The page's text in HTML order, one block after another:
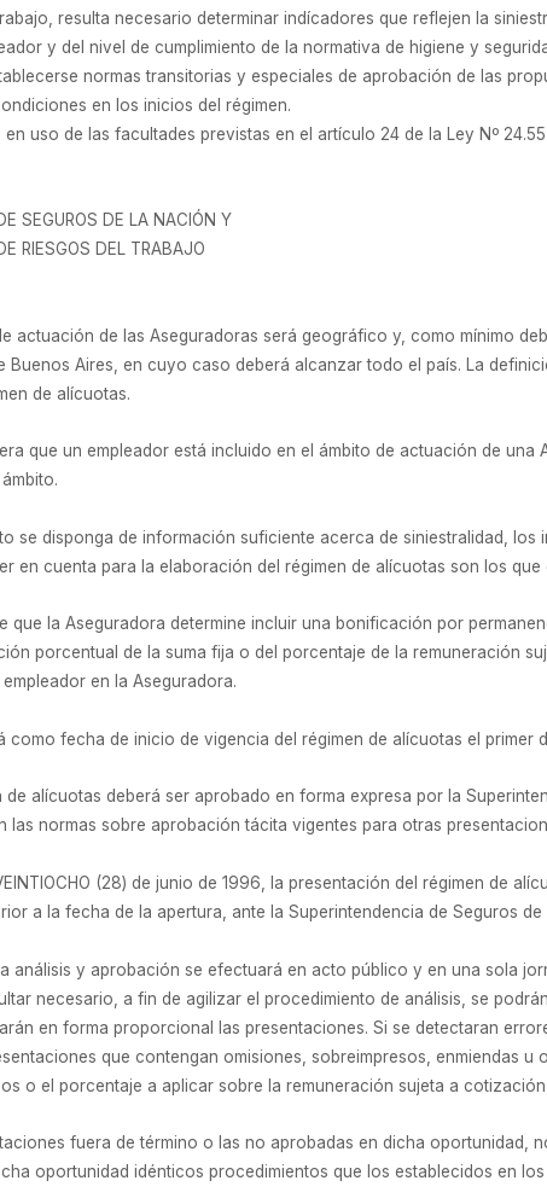
resulta necesario determinar indícadores que reflejen la
y del nivel de cumplimiento de la normativa de higiene y
normas transitorias y especiales de aprobación de las
en los inicios del régimen.
uso de las facultades previstas en el artículo 24 de la Ley Nº
SEGUROS DE LA NACIÓN Y
RIESGOS DEL TRABAJO
actuación de las Aseguradoras será geográfico y, como mínimo
Buenos Aires, en cuyo caso deberá alcanzar todo el país. La
de alícuotas.
que un empleador está incluido en el ámbito de actuación de
se disponga de información suficiente acerca de siniestralidad,
en cuenta para la elaboración del régimen de alícuotas son los
que la Aseguradora determine incluir una bonificación por
porcentual de la suma fija o del porcentaje de la remuneración
en la Aseguradora.
como fecha de inicio de vigencia del régimen de alícuotas el primer
de alícuotas deberá ser aprobado en forma expresa por la
las normas sobre aprobación tácita vigentes para otras
(28) de junio de 1996, la presentación del régimen de
a la fecha de la apertura, ante la Superintendencia de Seguros de
análisis y aprobación se efectuará en acto público y en una sola
necesario, a fin de agilizar el procedimiento de análisis, se
en forma proporcional las presentaciones. Si se detectaran
que contengan omisiones, sobreimpresos, enmiendas
o el porcentaje a aplicar sobre la remuneración sujeta a
fuera de término o las no aprobadas en dicha oportunidad,
oportunidad idénticos procedimientos que los establecidos en